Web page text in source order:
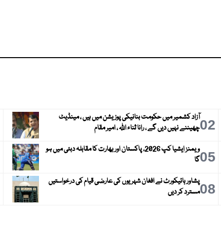
02آزاد کشمیر میں حکومت بنانیکی پوزیشن میں ہیں ، مینڈیٹ
چھیننے نہیں دیں گے ، رانا ثناء اللہ ، امیر مقام
05
ویمنز ایشیا کپ 2026، پاکستان اور بھارت کا مقابلہ دبئی میں ہو
گا
08پشاور ہائیکورٹ نے افغان شہریوں کی عارضی قیام کی درخواستیں
مسترد کر دیں